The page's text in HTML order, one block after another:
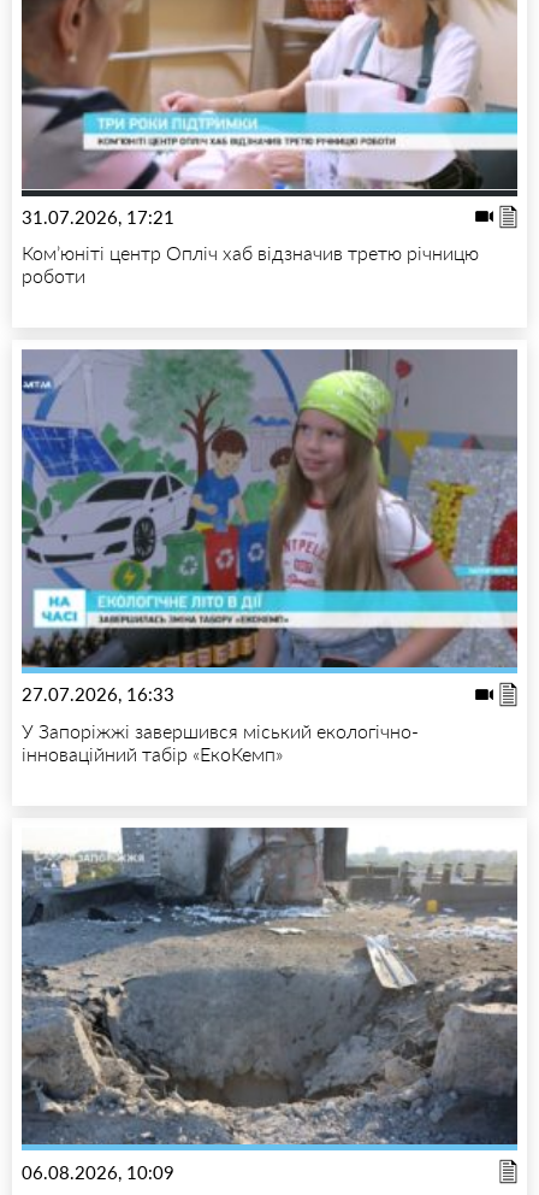
31.07.2026, 17:21
Ком’юніті центр Опліч хаб відзначив третю річницю
роботи
27.07.2026, 16:33
У Запоріжжі завершився міський екологічно-
інноваційний табір «ЕкоКемп»
06.08.2026, 10:09